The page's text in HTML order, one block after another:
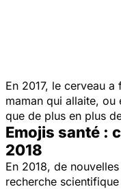
En 2017, le cerveau
maman qui allaite, ou
que de plus en plus
Emojis santé :
2018
En 2018, de
recherche